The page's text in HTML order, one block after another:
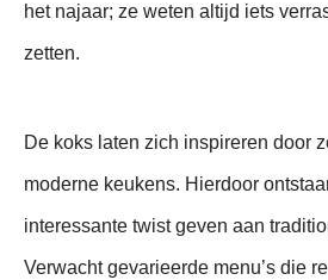
het najaar; ze weten altijd iets
zetten.
De koks laten zich inspireren door
moderne keukens. Hierdoor
interessante twist geven aan
Verwacht gevarieerde menu’s die